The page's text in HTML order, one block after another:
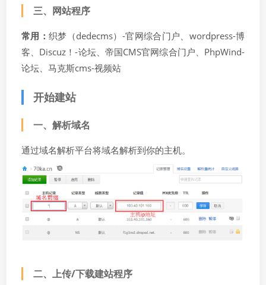
三、网站程序
常用：织梦（dedecms）-官网综合门户、wordpress-博
客、Discuz！-论坛、帝国CMS官网综合门户、PhpWind-
论坛、马克斯cms-视频站
开始建站
一、解析域名
通过域名解析平台将域名解析到你的主机。
二、上传/下载建站程序